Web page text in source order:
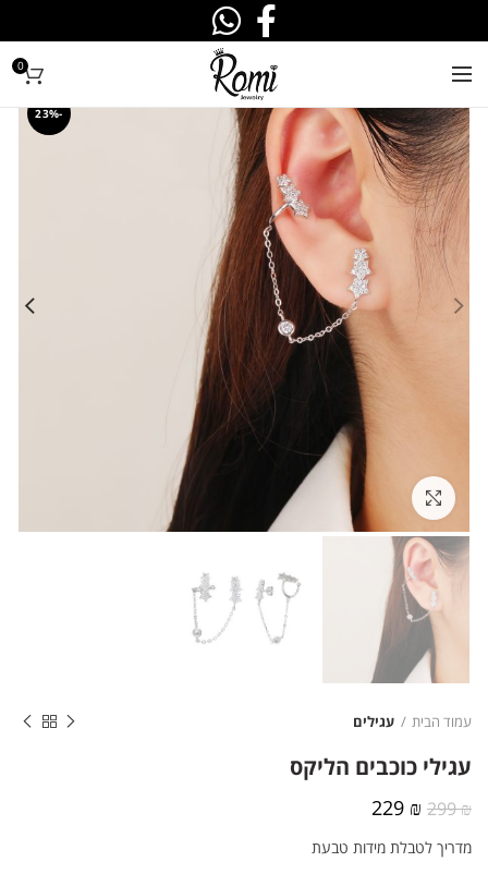
0
-23%
לחצו להגדלה
עמוד הבית עגילים
עגילי כוכבים הליקס
299₪
המחיר
היה:
229 ₪
הוא:
מדריך לטבלת מידות טבעת